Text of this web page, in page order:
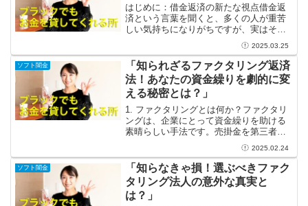
はじめに：借金返済の新たな視点借金返
済という言葉を聞くと、多くの人が重苦
しい気持ちになりがちですが、実はそれ
は新たなチャンスの扉を開く重要なきっ
かけです！借金を抱えることは、一見ネ
ガティブに思えるかもしれませんが、そ
れを乗り越えることで自分...
2025.03.25
ソフト闇金
「知られざるファクタリング返済
法！あなたの資金繰りを劇的に変
える秘密とは？」
1. ファクタリングとは何か？ファクタリ
ングは、企業にとって資金繰りを助ける
素晴らしい手法です。売掛金を第三者に
売却することで、即座に資金を得ること
ができるこの仕組みは、特に中小企業や
スタートアップにとって非常に有益で
す。商品やサービスを提...
2025.02.24
ソフト闇金
「知らなきゃ損！選ぶべきファク
タリング法人の意外な真実と
は？」